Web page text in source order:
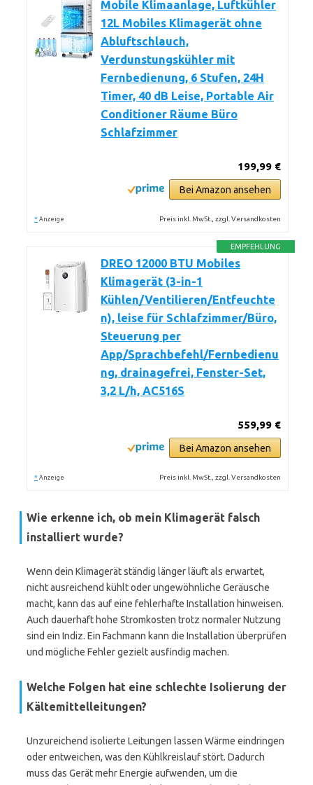
Mobile Klimaanlage, Luftkühler
12L Mobiles Klimagerät ohne
Abluftschlauch,
Verdunstungskühler mit
Fernbedienung, 6 Stufen, 24H
Timer, 40 dB Leise, Portable Air
Conditioner Räume Büro
Schlafzimmer
199,99 €
Bei Amazon ansehen
* Anzeige Preis inkl. MwSt., zzgl. Versandkosten
EMPFEHLUNG
DREO 12000 BTU Mobiles
Klimagerät (3-in-1
Kühlen/Ventilieren/Entfeuchte
n), leise für Schlafzimmer/Büro,
Steuerung per
App/Sprachbefehl/Fernbedienu
ng, drainagefrei, Fenster-Set,
3,2 L/h, AC516S
559,99 €
Bei Amazon ansehen
* Anzeige Preis inkl. MwSt., zzgl. Versandkosten
Wie erkenne ich, ob mein Klimagerät falsch
installiert wurde?
Wenn dein Klimagerät ständig länger läuft als erwartet,
nicht ausreichend kühlt oder ungewöhnliche Geräusche
macht, kann das auf eine fehlerhafte Installation hinweisen.
Auch dauerhaft hohe Stromkosten trotz normaler Nutzung
sind ein Indiz. Ein Fachmann kann die Installation überprüfen
und mögliche Fehler gezielt ausfindig machen.
Welche Folgen hat eine schlechte Isolierung der
Kältemittelleitungen?
Unzureichend isolierte Leitungen lassen Wärme eindringen
oder entweichen, was den Kühlkreislauf stört. Dadurch
muss das Gerät mehr Energie aufwenden, um die